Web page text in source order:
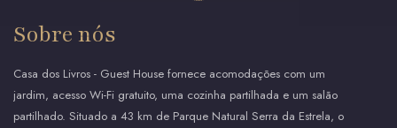
Sobre nós
Casa dos Livros - Guest House fornece acomodações com um
jardim, acesso Wi-Fi gratuito, uma cozinha partilhada e um salão
partilhado. Situado a 43 km de Parque Natural Serra da Estrela, o